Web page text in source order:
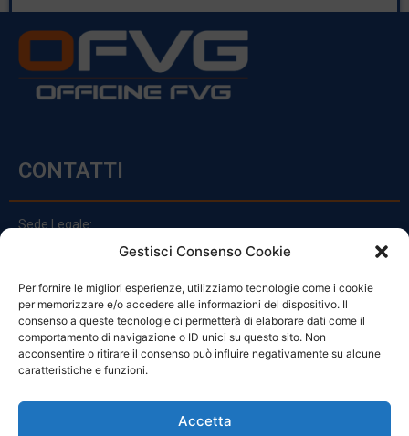
Gestisci Consenso Cookie
Per fornire le migliori esperienze, utilizziamo tecnologie come i cookie
per memorizzare e/o accedere alle informazioni del dispositivo. Il
consenso a queste tecnologie ci permetterà di elaborare dati come il
comportamento di navigazione o ID unici su questo sito. Non
acconsentire o ritirare il consenso può influire negativamente su alcune
caratteristiche e funzioni.
Accetta
CONTATTI
Sede Legale:
Via Principe Di Udine 144
clienti@officinefvg.it
info@officinefvg.it
posta@officinefvgpec.It
ORARI